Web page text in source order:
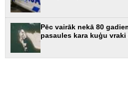
Pēc vairāk nekā 80
pasaules kara kuģu vraki